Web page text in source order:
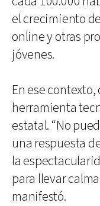
el crecimiento
online y otras
jóvenes.
En ese
herramienta
estatal. “No
una respuesta
la
para llevar
manifestó.